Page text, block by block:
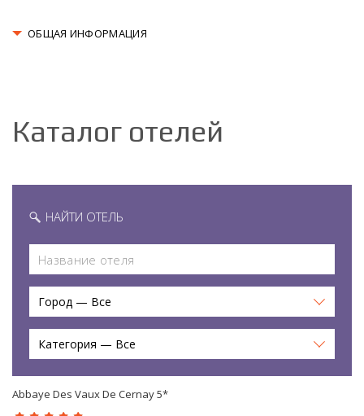
ОБЩАЯ ИНФОРМАЦИЯ
Каталог отелей
НАЙТИ ОТЕЛЬ
Город — Все
Категория — Все
Abbaye Des Vaux De Cernay 5*